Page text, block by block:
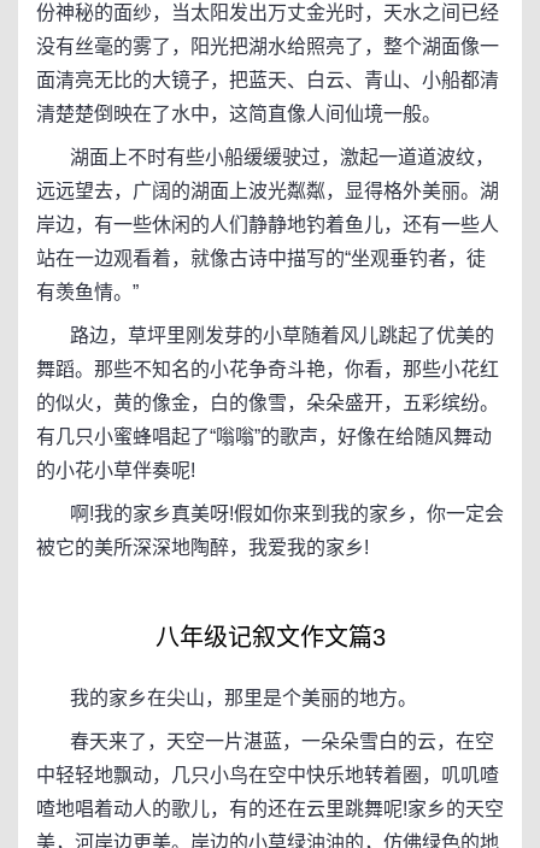
份神秘的面纱，当太阳发出万丈金光时，天水之间已经
没有丝毫的雾了，阳光把湖水给照亮了，整个湖面像一
面清亮无比的大镜子，把蓝天、白云、青山、小船都清
清楚楚倒映在了水中，这简直像人间仙境一般。
湖面上不时有些小船缓缓驶过，激起一道道波纹，
远远望去，广阔的湖面上波光粼粼，显得格外美丽。湖
岸边，有一些休闲的人们静静地钓着鱼儿，还有一些人
站在一边观看着，就像古诗中描写的“坐观垂钓者，徒
有羡鱼情。”
路边，草坪里刚发芽的小草随着风儿跳起了优美的
舞蹈。那些不知名的小花争奇斗艳，你看，那些小花红
的似火，黄的像金，白的像雪，朵朵盛开，五彩缤纷。
有几只小蜜蜂唱起了“嗡嗡”的歌声，好像在给随风舞动
的小花小草伴奏呢!
啊!我的家乡真美呀!假如你来到我的家乡，你一定会
被它的美所深深地陶醉，我爱我的家乡!
八年级记叙文作文篇3
我的家乡在尖山，那里是个美丽的地方。
春天来了，天空一片湛蓝，一朵朵雪白的云，在空
中轻轻地飘动，几只小鸟在空中快乐地转着圈，叽叽喳
喳地唱着动人的歌儿，有的还在云里跳舞呢!家乡的天空
美，河岸边更美。岸边的小草绿油油的，仿佛绿色的地